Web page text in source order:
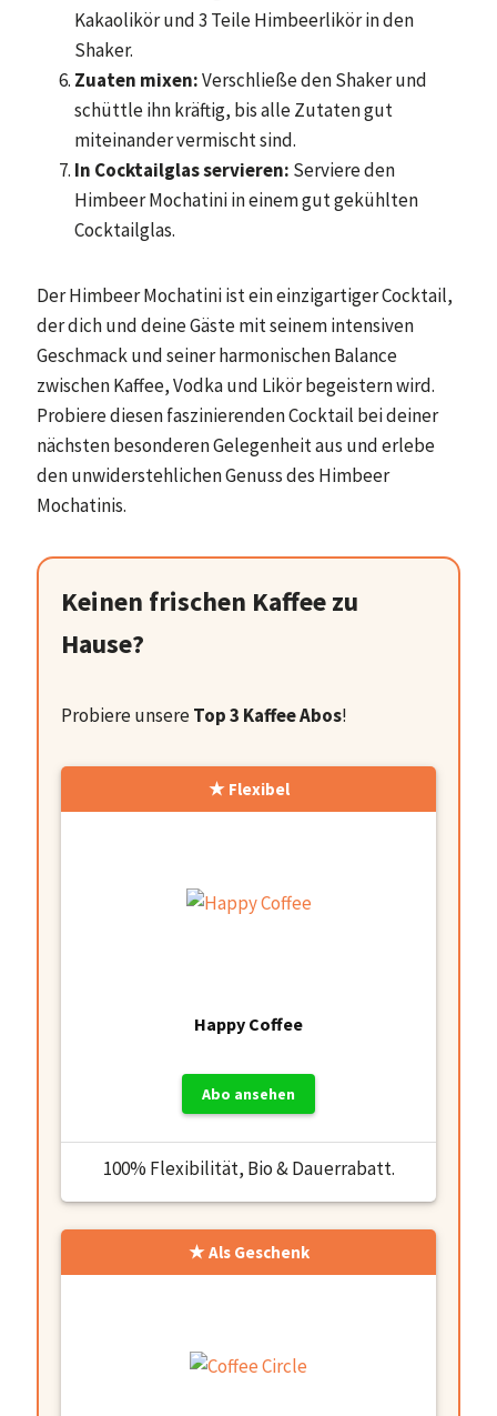
Kakaolikör und 3 Teile Himbeerlikör in den
Shaker.
Zuaten mixen:Verschließe den Shaker und
schüttle ihn kräftig, bis alle Zutaten gut
miteinander vermischt sind.
In Cocktailglas servieren: Serviere den
Himbeer Mochatini in einem gut gekühlten
Cocktailglas.
Der Himbeer Mochatini ist ein einzigartiger Cocktail,
der dich und deine Gäste mit seinem intensiven
Geschmack und seiner harmonischen Balance
zwischen Kaffee, Vodka und Likör begeistern wird.
Probiere diesen faszinierenden Cocktail bei deiner
nächsten besonderen Gelegenheit aus und erlebe
den unwiderstehlichen Genuss des Himbeer
Mochatinis.
Keinen frischen Kaffee zu
Hause?
Probiere unsereTop 3 Kaffee Abos!
Flexibel
Happy Coffee
Abo ansehen
100% Flexibilität, Bio & Dauerrabatt.
Als Geschenk